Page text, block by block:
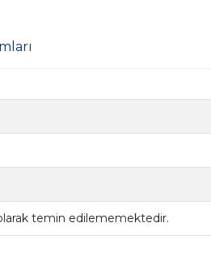
temin edilememektedir.